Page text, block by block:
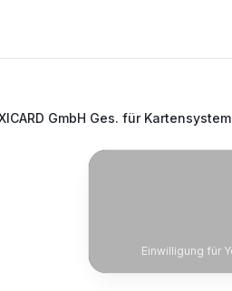
GmbH Ges. für
Einwilligung für